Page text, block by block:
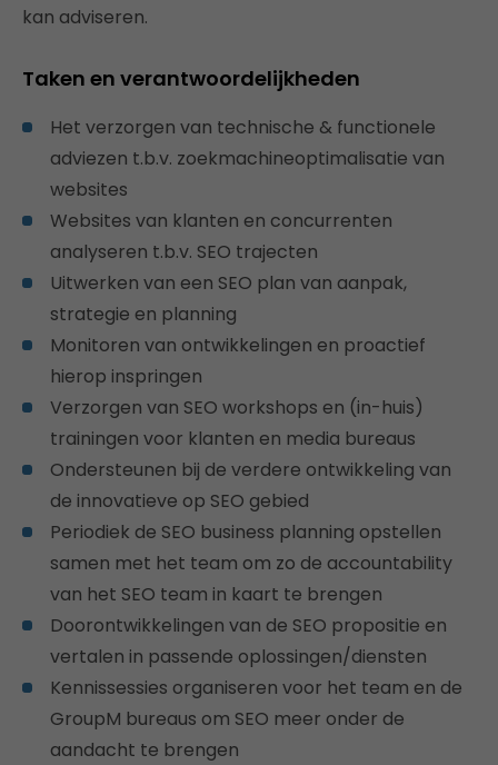
kan adviseren.
Taken en verantwoordelijkheden
Het verzorgen van technische & functionele
adviezen t.b.v. zoekmachineoptimalisatie van
websites
Websites van klanten en concurrenten
analyseren t.b.v. SEO trajecten
Uitwerken van een SEO plan van aanpak,
strategie en planning
Monitoren van ontwikkelingen en proactief
hierop inspringen
Verzorgen van SEO workshops en (in-huis)
trainingen voor klanten en media bureaus
Ondersteunen bij de verdere ontwikkeling van
de innovatieve op SEO gebied
Periodiek de SEO business planning opstellen
samen met het team om zo de accountability
van het SEO team in kaart te brengen
Doorontwikkelingen van de SEO propositie en
vertalen in passende oplossingen/diensten
Kennissessies organiseren voor het team en de
GroupM bureaus om SEO meer onder de
aandacht te brengen